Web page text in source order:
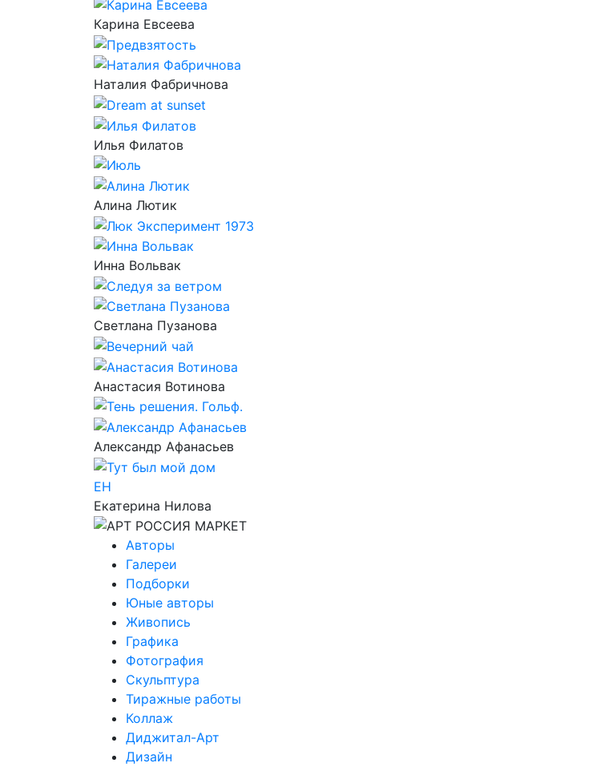
Карина Евсеева
Наталия Фабричнова
Илья Филатов
Алина Лютик
Инна Вольвак
Светлана Пузанова
Анастасия Вотинова
Александр Афанасьев
ЕН
Екатерина Нилова
Авторы
Галереи
Подборки
Юные авторы
Живопись
Графика
Фотография
Скульптура
Тиражные работы
Коллаж
Диджитал-Арт
Дизайн